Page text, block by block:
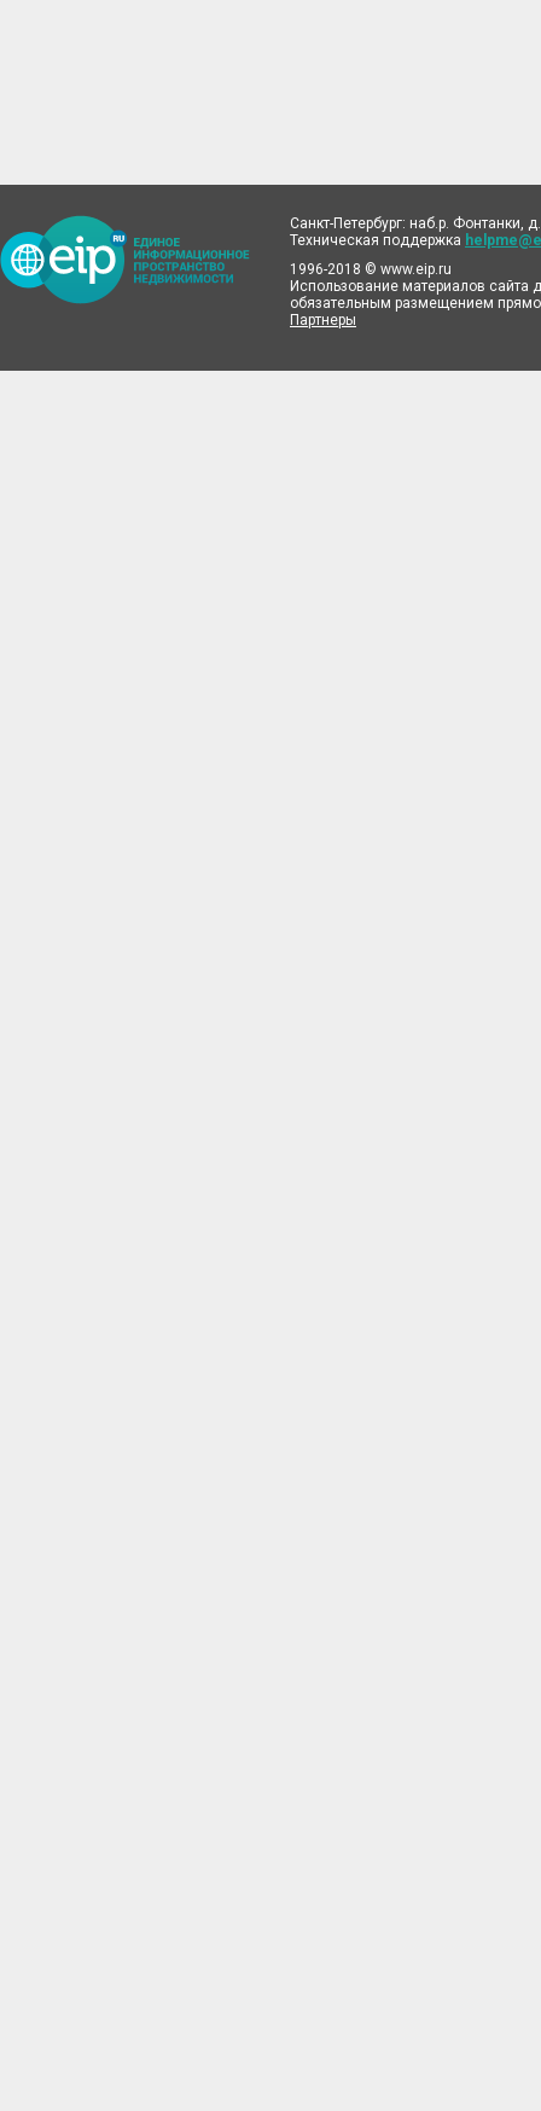
Санкт-Петербург: наб.р. Фонтанки,
Техническая поддержка
1996-2018 © www.eip.ru
Использование материалов сайта
обязательным размещением
Партнеры